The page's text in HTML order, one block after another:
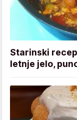
Starinski
letnje jelo,